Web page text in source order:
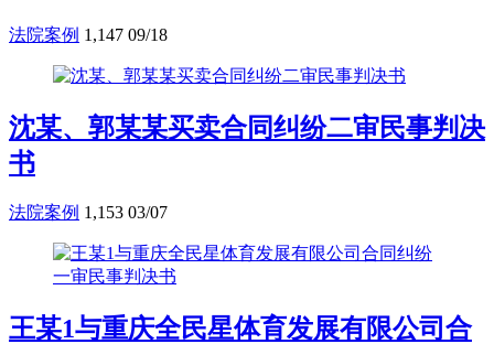
法院案例 1,147 09/18
沈某、郭某某买卖合同纠纷二审民事判决
书
法院案例 1,153 03/07
王某1与重庆全民星体育发展有限公司合